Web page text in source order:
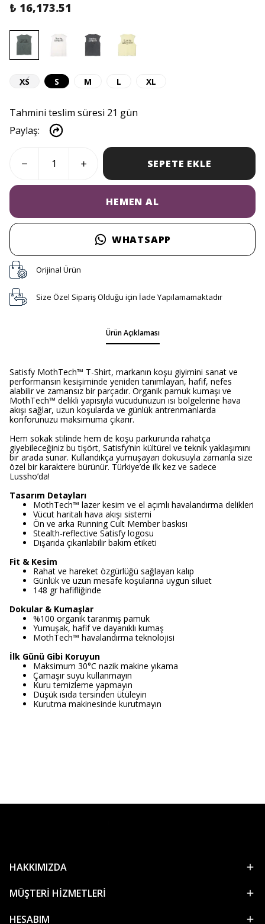
₺ 16,173.51
XS S M L XL
Tahmini teslim süresi 21 gün
Paylaş:
SEPETE EKLE
HEMEN AL
WHATSAPP
Orijinal Ürün
Size Özel Sipariş Olduğu için İade Yapılamamaktadır
Ürün Açıklaması
Satisfy MothTech™ T-Shirt, markanın koşu giyimini sanat ve
performansın kesişiminde yeniden tanımlayan, hafif, nefes
alabilir ve zamansız bir parçadır. Organik pamuk kumaşı ve
MothTech™ delikli yapısıyla vücudunuzun ısı bölgelerine hava
akışı sağlar, uzun koşularda ve günlük antrenmanlarda
konforunuzu maksimuma çıkarır.
Hem sokak stilinde hem de koşu parkurunda rahatça
giyebileceğiniz bu tişört, Satisfy’nin kültürel ve teknik yaklaşımını
bir arada sunar. Kullandıkça yumuşayan dokusuyla zamanla size
özel bir karaktere bürünür. Türkiye’de ilk kez ve sadece
Lussho’da!
Tasarım Detayları
MothTech™ lazer kesim ve el açımlı havalandırma delikleri
Vücut haritalı hava akışı sistemi
Ön ve arka Running Cult Member baskısı
Stealth-reflective Satisfy logosu
Dışarıda çıkarılabilir bakım etiketi
Fit & Kesim
Rahat ve hareket özgürlüğü sağlayan kalıp
Günlük ve uzun mesafe koşularına uygun siluet
148 gr hafifliğinde
Dokular & Kumaşlar
%100 organik taranmış pamuk
Yumuşak, hafif ve dayanıklı kumaş
MothTech™ havalandırma teknolojisi
İlk Günü Gibi Koruyun
Maksimum 30°C nazik makine yıkama
Çamaşır suyu kullanmayın
Kuru temizleme yapmayın
Düşük ısıda tersinden ütüleyin
Kurutma makinesinde kurutmayın
HAKKIMIZDA
MÜŞTERİ HİZMETLERİ
HESABIM